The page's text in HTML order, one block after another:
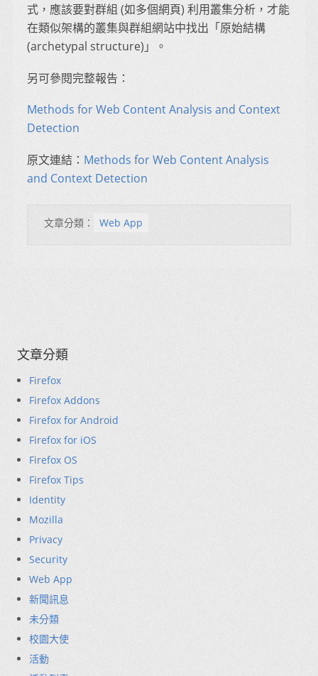
式，應該要對群組 (如多個網頁) 利用叢集分析，才能
在類似架構的叢集與群組網站中找出「原始結構
(archetypal structure)」。
另可參閱完整報告：
Methods for Web Content Analysis and Context
Detection
原文連結： Methods for Web Content Analysis
and Context Detection
文章分類： Web App
文章分類
Firefox
Firefox Addons
Firefox for Android
Firefox for iOS
Firefox OS
Firefox Tips
Identity
Mozilla
Privacy
Security
Web App
新聞訊息
未分類
校園大使
活動